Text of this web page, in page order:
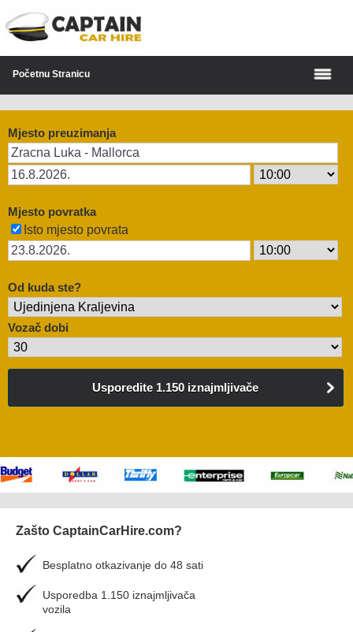
Početnu Stranicu
Mjesto preuzimanja
Mjesto povratka
Isto mjesto povrata
Od kuda ste?
Vozač dobi
Usporedite 1.150 iznajmljivače
Zašto CaptainCarHire.com?
Besplatno otkazivanje do 48 sati
Usporedba 1.150 iznajmljivača
vozila